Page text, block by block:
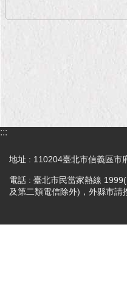
:::
地址 : 110204臺北市信義區市
電話 : 臺北市民當家熱線
及第二類電信除外)，外縣市請